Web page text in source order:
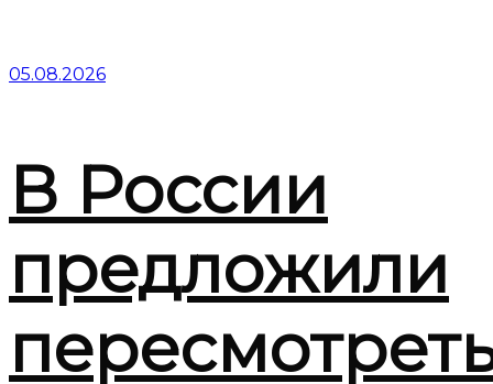
05.08.2026
В России
предложили